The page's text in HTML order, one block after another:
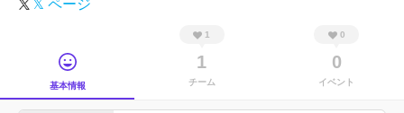
𝕏 ページ
基本情報
1
1
チーム
0
0
イベント